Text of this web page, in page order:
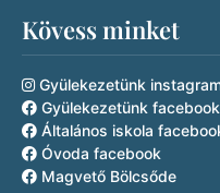
Kövess minket
Gyülekezetünk
Gyülekezetünk facebook
Általános iskola
Óvoda facebook
Magvető Bölcsőde